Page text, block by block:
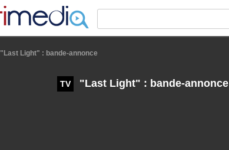
"Last Light" : bande-annonce
TV "Last Light" : bande-annonce